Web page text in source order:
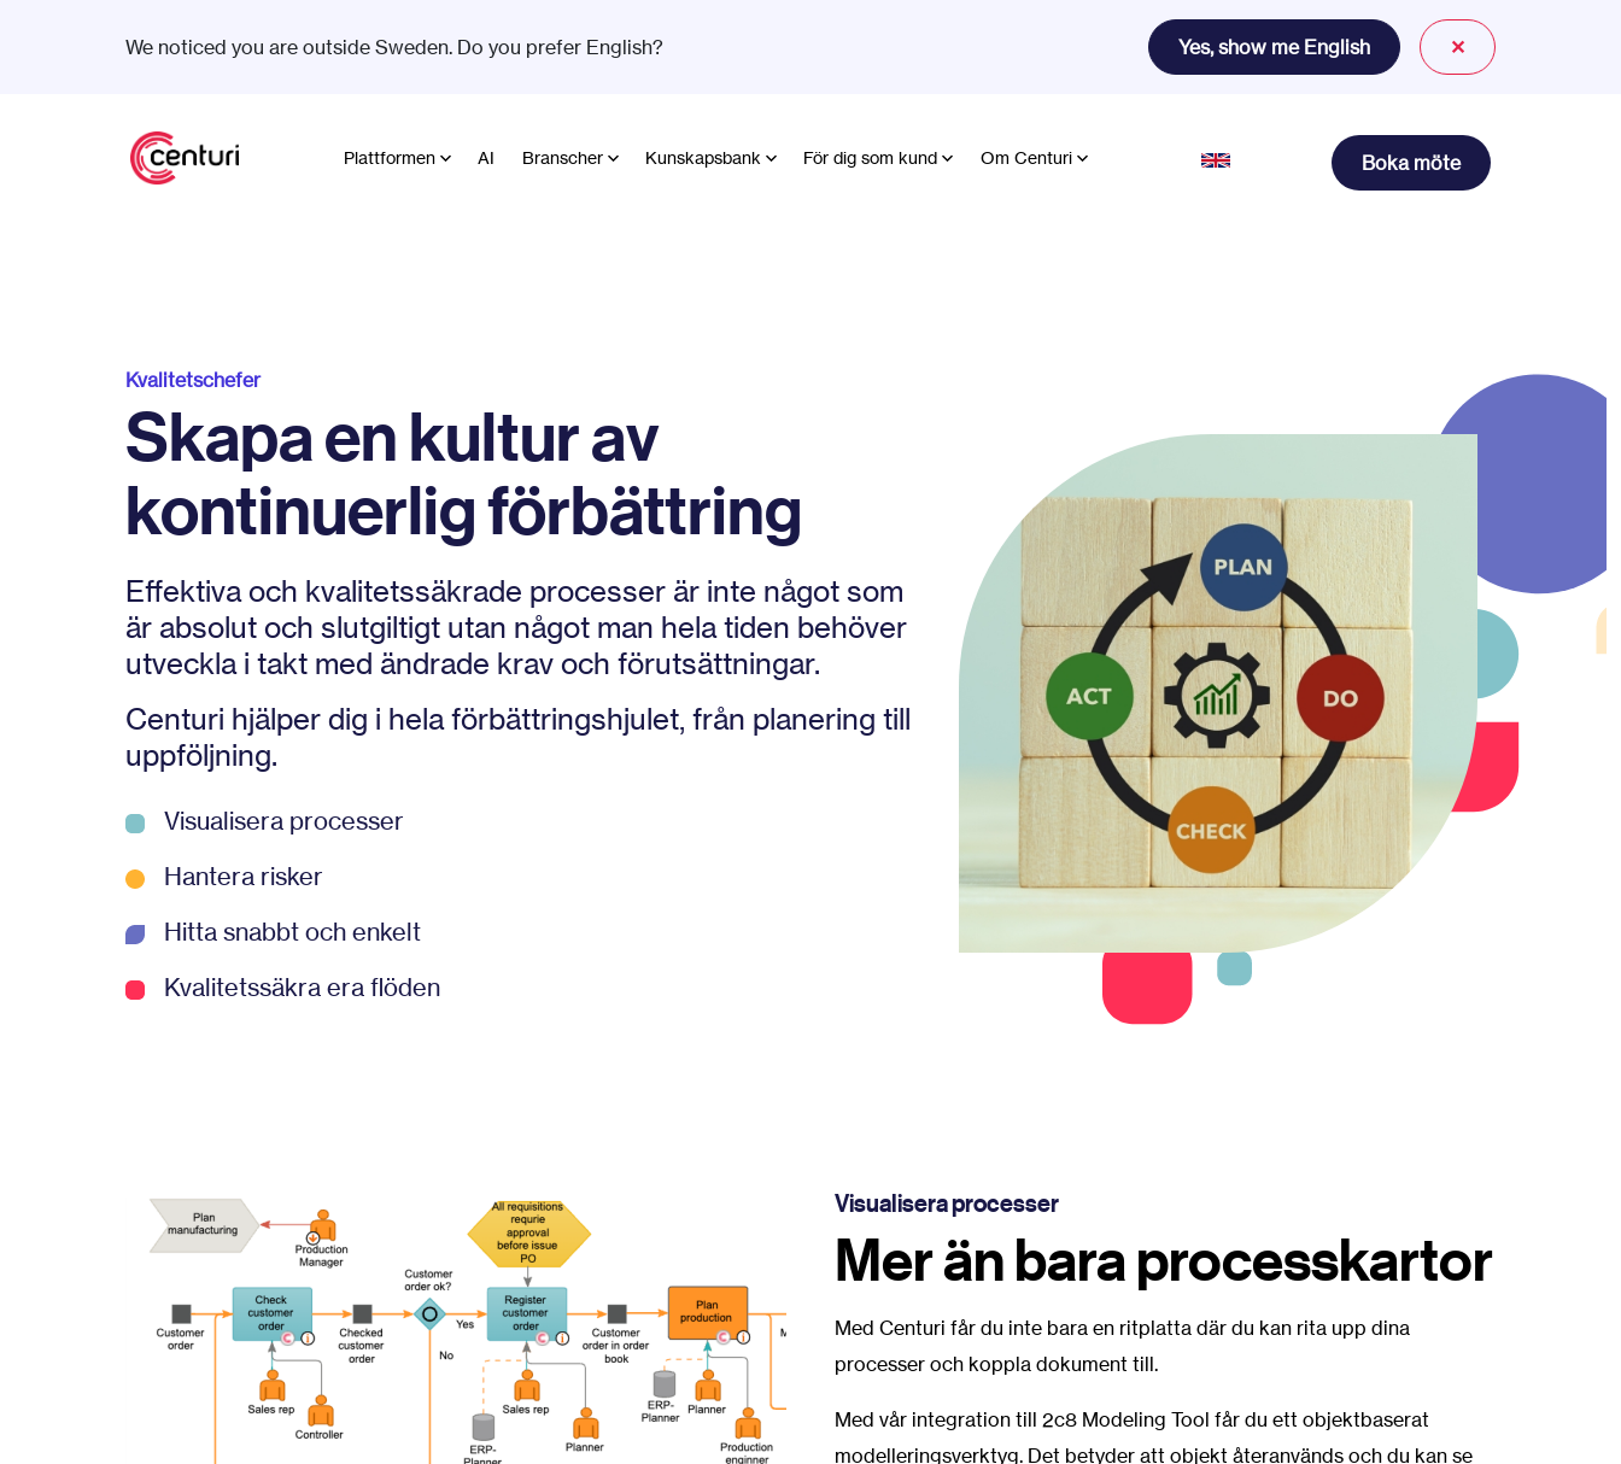
We noticed you are outside Sweden. Do you prefer English? Yes, show me English ✕
Plattformen AI Branscher Kunskapsbank För dig som kund Om Centuri Boka möte
Kvalitetschefer
Skapa en kultur av
kontinuerlig förbättring
Effektiva och kvalitetssäkrade processer är inte något som
är absolut och slutgiltigt utan något man hela tiden behöver
utveckla i takt med ändrade krav och förutsättningar.
Centuri hjälper dig i hela förbättringshjulet, från planering till
uppföljning.
Visualisera processer
Hantera risker
Hitta snabbt och enkelt
Kvalitetssäkra era flöden
Visualisera processer
Mer än bara processkartor
Med Centuri får du inte bara en ritplatta där du kan rita upp dina
processer och koppla dokument till.
Med vår integration till 2c8 Modeling Tool får du ett objektbaserat
modelleringsverktyg. Det betyder att objekt återanvänds och du kan se